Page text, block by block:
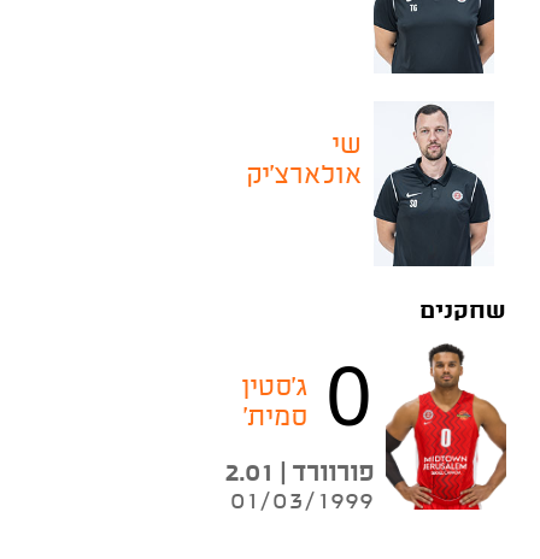
שי
אולארצ׳יק
שחקנים
0
ג'סטין
סמית'
פורוורד | 2.01
01/03/1999